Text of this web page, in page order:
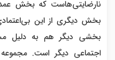
نارضایتی‌هاست که بخش
بخش دیگری از این
بخشی دیگر هم به دلیل
اجتماعی دیگر است. مجموعه